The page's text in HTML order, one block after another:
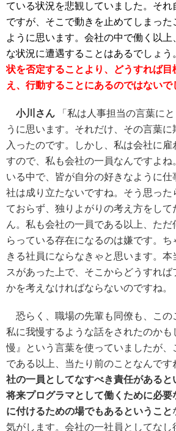
ている状況を悲観していました。それ
ですが、そこで動きを止めてしまった
ように思います。会社の中で働く以上
な状況に遭遇することはあるでしょう
状を否定することより、どうすれば目
え、行動することにあるのではないで
小川さん 「私は人事担当の言葉に
うに思います。それだけ、その言葉に
入ったのです。しかし、私は会社に雇
すので、私も会社の一員なんですよね
いる中で、皆が自分の好きなように仕
社は成り立たないですね。そう思った
ておらず、独りよがりの考え方をして
ん。私も会社の一員である以上、ただ
らっている存在になるのは嫌です。
きる社員にならなきゃと思います。
スがあった上で、そこからどうすれば
かを考えなければならないのですね。
恐らく、職場の先輩も同僚も、この
私に我慢するような話をされたのかも
慢』という言葉を使っていましたが、
である以上、当たり前のことなんです
社の一員としてなすべき責任があると
将来プログラマとして働くために必要
に付けるための場でもあるということ
気がします。会社の一社員としてなし